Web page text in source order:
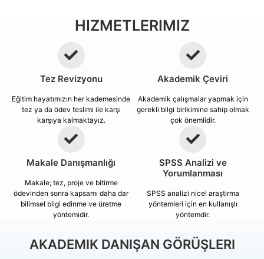
HIZMETLERIMIZ
Tez Revizyonu
Eğitim hayatımızın her kademesinde
tez ya da ödev teslimi ile karşı
karşıya kalmaktayız.
Akademik Çeviri
Akademik çalışmalar yapmak için
gerekli bilgi birikimine sahip olmak
çok önemlidir.
Makale Danışmanlığı
Makale; tez, proje ve bitirme
ödevinden sonra kapsamı daha dar
bilimsel bilgi edinme ve üretme
yöntemidir.
SPSS Analizi ve
Yorumlanması
SPSS analizi nicel araştırma
yöntemleri için en kullanışlı
yöntemdir.
AKADEMIK DANIŞAN GÖRÜŞLERI